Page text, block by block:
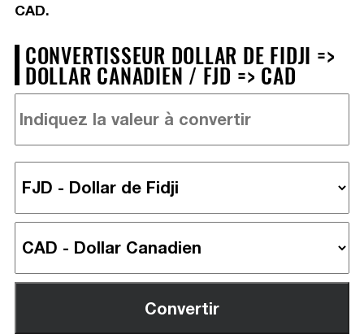
CAD.
CONVERTISSEUR DOLLAR DE FIDJI =>
DOLLAR CANADIEN / FJD => CAD